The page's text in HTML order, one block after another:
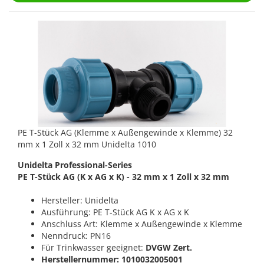
PE T-Stück AG (Klemme x Außengewinde x Klemme) 32
mm x 1 Zoll x 32 mm Unidelta 1010
Unidelta Professional-Series
PE T-Stück AG (K x AG x K) - 32 mm x 1 Zoll x 32 mm
Hersteller: Unidelta
Ausführung: PE T-Stück AG K x AG x K
Anschluss Art: Klemme x Außengewinde x Klemme
Nenndruck: PN16
Für Trinkwasser geeignet: DVGW Zert.
Herstellernummer: 1010032005001